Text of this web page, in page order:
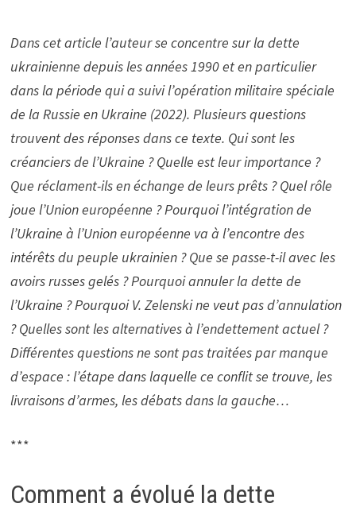
Dans cet article l’auteur se concentre sur la dette
ukrainienne depuis les années 1990 et en particulier
dans la période qui a suivi l’opération militaire spéciale
de la Russie en Ukraine (2022). Plusieurs questions
trouvent des réponses dans ce texte. Qui sont les
créanciers de l’Ukraine ? Quelle est leur importance ?
Que réclament-ils en échange de leurs prêts ? Quel rôle
joue l’Union européenne ? Pourquoi l’intégration de
l’Ukraine à l’Union européenne va à l’encontre des
intérêts du peuple ukrainien ? Que se passe-t-il avec les
avoirs russes gelés ? Pourquoi annuler la dette de
l’Ukraine ? Pourquoi V. Zelenski ne veut pas d’annulation
? Quelles sont les alternatives à l’endettement actuel ?
Différentes questions ne sont pas traitées par manque
d’espace : l’étape dans laquelle ce conflit se trouve, les
livraisons d’armes, les débats dans la gauche…
***
Comment a évolué la dette